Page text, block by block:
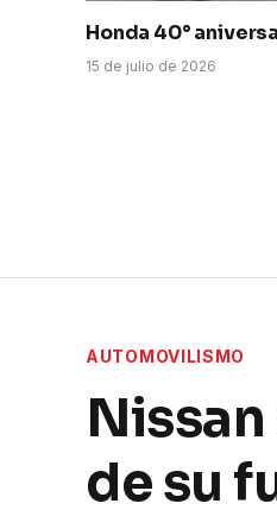
Honda 40°
15 de julio de 2026
AUTOMOVILISMO
de su